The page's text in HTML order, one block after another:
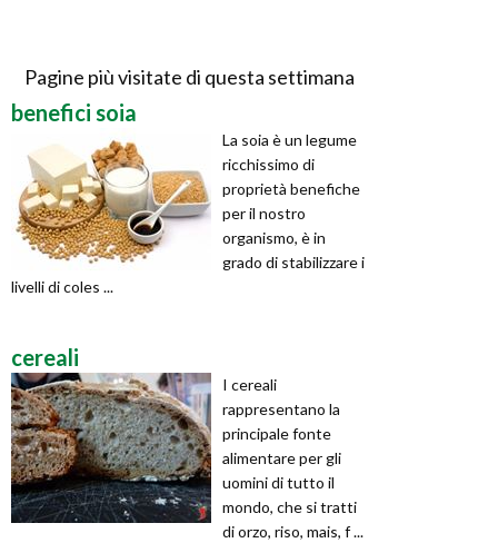
Pagine più visitate di questa settimana
benefici soia
La soia è un legume
ricchissimo di
proprietà benefiche
per il nostro
organismo, è in
grado di stabilizzare i
livelli di coles ...
cereali
I cereali
rappresentano la
principale fonte
alimentare per gli
uomini di tutto il
mondo, che si tratti
di orzo, riso, mais, f ...